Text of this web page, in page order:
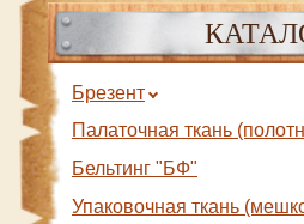
Брезент
Палаточная ткань
Бельтинг "БФ"
Упаковочная ткань